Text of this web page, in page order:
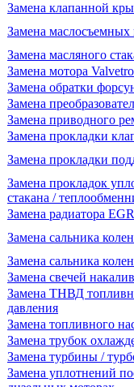
Замена клапанной
Замена маслосъемных
Замена масляного
Замена мотора
Замена обратки
Замена
Замена приводного
Замена прокладки
Замена прокладки
Замена прокладок
стакана /
Замена радиатора EGR
Замена сальника
Замена сальника
Замена свечей
Замена ТНВД
давления
Замена топливного
Замена трубок
Замена турбины /
Замена уплотнений